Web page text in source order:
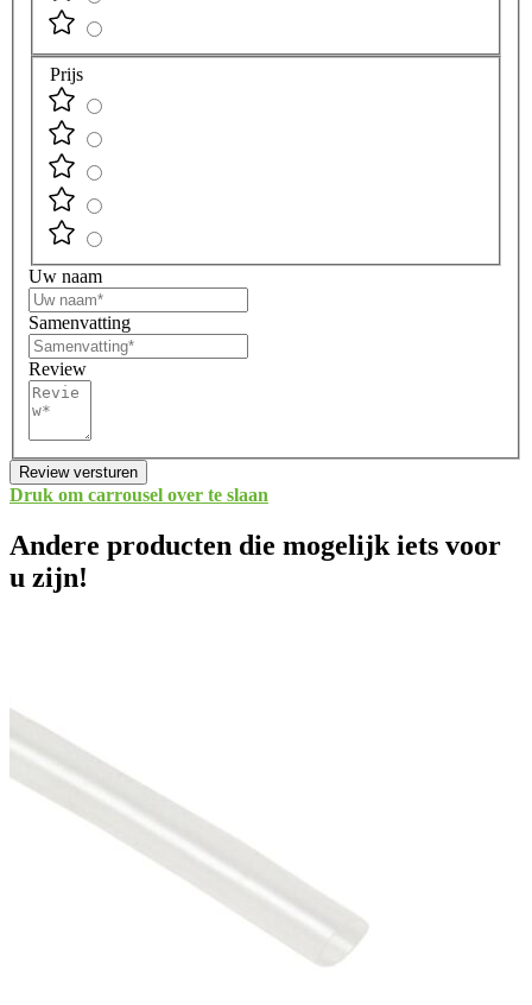
Prijs
Uw naam
Samenvatting
Review
Review versturen
Druk om carrousel over te slaan
Andere producten die mogelijk iets voor
u zijn!